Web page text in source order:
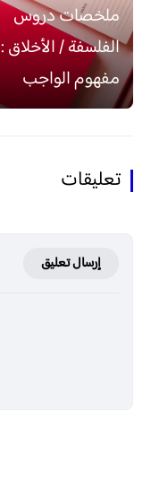
ملخصات دروس
الفلسفة / الأخلاق :
مفهوم الواجب
تعليقات
إرسال تعليق